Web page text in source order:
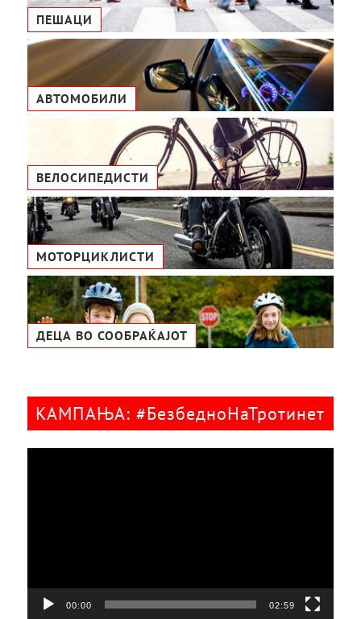
ПЕШАЦИ
АВТОМОБИЛИ
ВЕЛОСИПЕДИСТИ
МОТОРЦИКЛИСТИ
ДЕЦА ВО СООБРАЌАЈОТ
КАМПАЊА: #БезбедноНаТротинет
00:00 02:59